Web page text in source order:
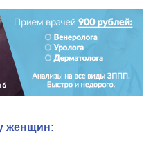
женщин: